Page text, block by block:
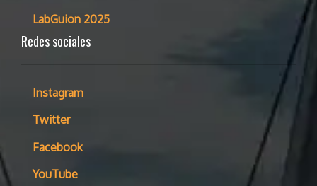
LabGuion 2025
Redes sociales
Instagram
Twitter
Facebook
YouTube